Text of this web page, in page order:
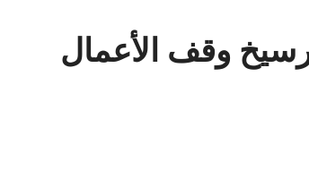
وقف الأعمال